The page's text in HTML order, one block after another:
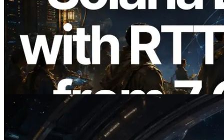
2026.08.05
ERPC расширяет Solana Leader Slot
API измерением ping из 7 глобальных
регионов — также запущен Validators
Information API